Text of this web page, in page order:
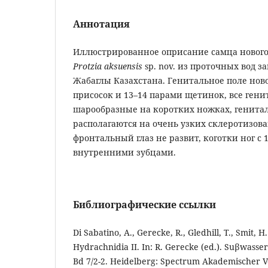
Аннотация
Иллюстрированное оприсание самца
Protzia aksuensis sp. nov. из проточных вод
Жабаглы Казахстана. Генитальное поле
присосок и 13–14 парами щетинок, все
шарообразные на коротких ножках,
располагаются на очень узких
фронтальный глаз не развит, коготки ног с
внутренними зубцами.
Библиографические ссылки
Di Sabatino, A., Gerecke, R., Gledhill, T., Smit,
Hydrachnidia II. In: R. Gerecke (ed.).
Bd 7/2-2. Heidelberg: Spectrum Akademischer